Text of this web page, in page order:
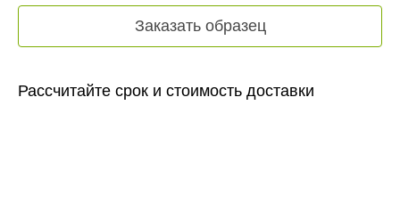
Заказать образец
Рассчитайте срок и стоимость доставки